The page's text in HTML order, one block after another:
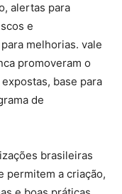
alertas para
e
melhorias. vale
promoveram o
base para
de
brasileiras
permitem a criação,